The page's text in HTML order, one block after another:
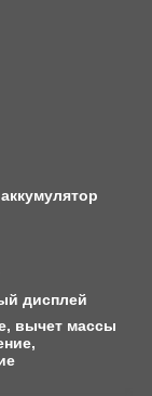
дисплей
вычет массы